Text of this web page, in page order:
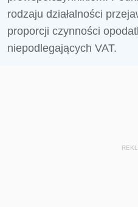
rodzaju działalności
proporcji czynności
niepodlegających VAT.